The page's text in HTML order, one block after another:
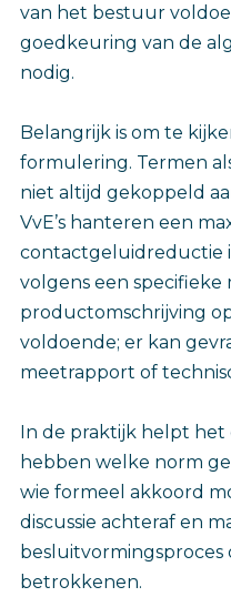
van het bestuur
goedkeuring van de
nodig.
Belangrijk is om te
formulering. Termen
niet altijd gekoppeld
VvE’s hanteren een
contactgeluidreductie
volgens een
productomschrijving
voldoende; er kan
meetrapport of
In de praktijk helpt het
hebben welke norm
wie formeel akkoord
discussie achteraf en
betrokkenen.